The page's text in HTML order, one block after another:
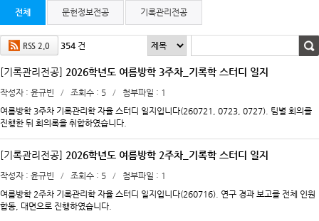
전체 문헌정보전공 기록관리전공
RSS 2.0 354건
[기록관리전공] 2026학년도 여름방학 3주차_기록학 스터디 일지
작성자 윤규빈 조회수 5 첨부파일
1
여름방학 3주차 기록관리학 자율 스터디 일지입니다(260721, 0723, 0727). 팀별 회의를
진행한 뒤 회의록을 취합하였습니다.
[기록관리전공] 2026학년도 여름방학 2주차_기록학 스터디 일지
작성자 윤규빈 조회수 5 첨부파일
1
여름방학 2주차 기록관리학 자율 스터디 일지입니다(260716). 연구 경과 보고를 전체 인원
합동, 대면으로 진행하였습니다.